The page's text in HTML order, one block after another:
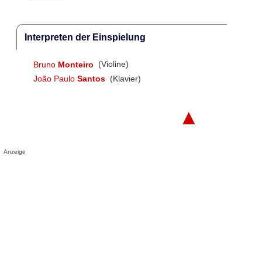
Interpreten der Einspielung
Bruno Monteiro
(Violine)
João Paulo Santos (Klavier)
▲
Anzeige